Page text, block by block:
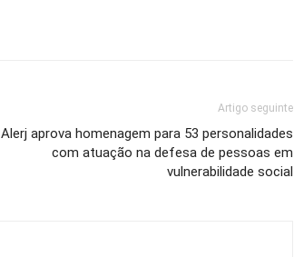
Artigo seguinte
Alerj aprova homenagem para 53 personalidades
com atuação na defesa de pessoas em
vulnerabilidade social